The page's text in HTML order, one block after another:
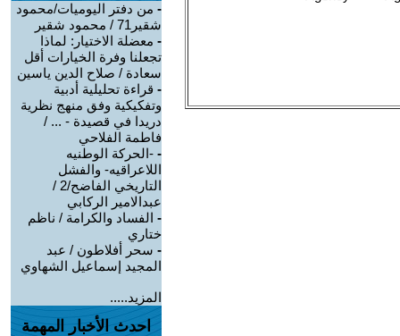
- من دفتر اليوميات/محمود
شقير71 / محمود شقير
- معضلة الاختيار: لماذا
تجعلنا وفرة الخيارات أقل
سعادة / صلاح الدين ياسين
- قراءة تحليلية أدبية
وتفكيكية وفق منهج نظرية
دريدا في قصيدة - ... /
فاطمة الفلاحي
- -الحركة الوطنيه
اللاعراقيه- والفشل
التاريخي الفاضح/2 /
عبدالامير الركابي
- الفساد والكرامة / ناظم
ختاري
- سحر أفلاطون / عبد
المجيد إسماعيل الشهاوي
المزيد.....
احدث الأخبار المهمة